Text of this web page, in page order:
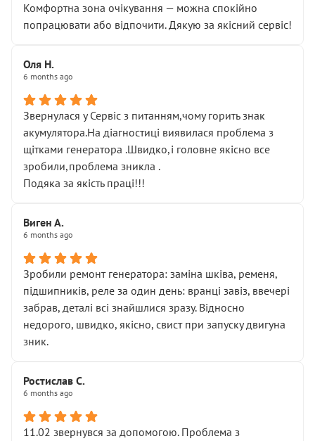
Комфортна зона очікування — можна спокійно
попрацювати або відпочити. Дякую за якісний сервіс!
Оля Н.
6 months ago
Звернулася у Сервіс з питанням,чому горить знак
акумулятора.На діагностиці виявилася проблема з
щітками генератора .Швидко,і головне якісно все
зробили,проблема зникла .
Подяка за якість праці!!!
Виген А.
6 months ago
Зробили ремонт генератора: заміна шківа, ременя,
підшипників, реле за один день: вранці завіз, ввечері
забрав, деталі всі знайшлися зразу. Відносно
недорого, швидко, якісно, свист при запуску двигуна
зник.
Ростислав С.
6 months ago
11.02 звернувся за допомогою. Проблема з